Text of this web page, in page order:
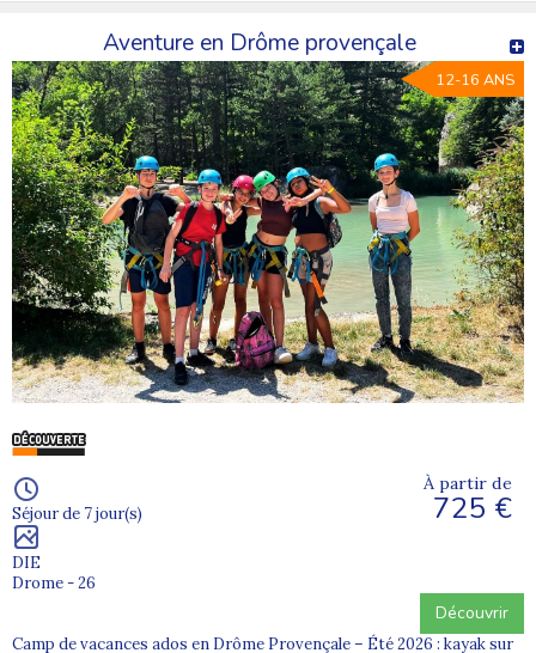
Aventure en Drôme provençale
12-16 ANS
Séjour de 7 jour(s)
DIE
Drome - 26
À partir de
725 €
Découvrir
Camp de vacances ados en Drôme Provençale – Été 2026 : kayak sur